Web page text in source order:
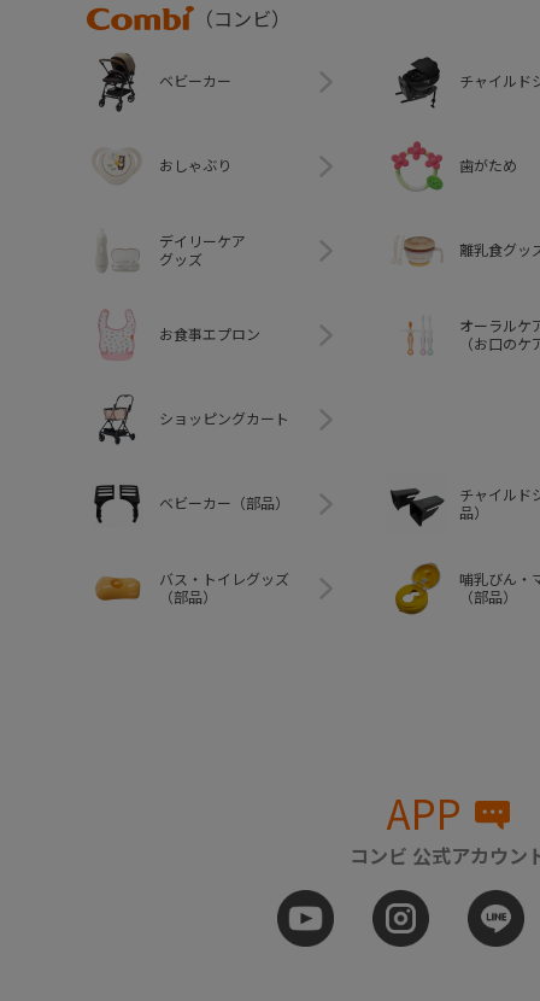
Combi
（コンビ）
ベビーカー チャイルド
おしゃぶり 歯がため
デイリーケア
グッズ
離乳食グッ
お食事エプロン
オーラルケ
（お口のケ
ショッピングカート
ベビーカー（部品）
チャイルド
品）
バス・トイレグッズ
（部品）
哺乳びん・
（部品）
APP
コンビ 公式アカウン